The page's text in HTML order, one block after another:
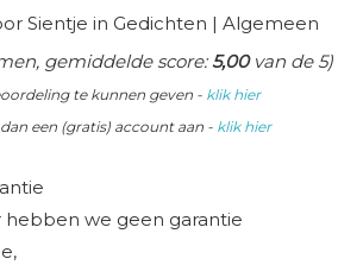
Sientje in Gedichten | Algemeen
gemiddelde score:5,00van de 5)
te kunnen geven - klik hier
een (gratis) account aan - klik hier
hebben we geen garantie